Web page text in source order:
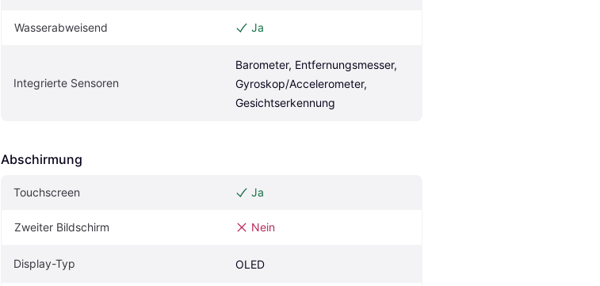
Wasserabweisend Ja
Integrierte Sensoren
Barometer, Entfernungsmesser,
Gyroskop/Accelerometer,
Gesichtserkennung
Abschirmung
Touchscreen Ja
Zweiter Bildschirm Nein
Display-Typ OLED